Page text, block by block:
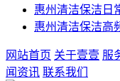
惠州清洁保洁日
惠州清洁保洁高
网站首页 关于壹壹 服
闻资讯 联系我们